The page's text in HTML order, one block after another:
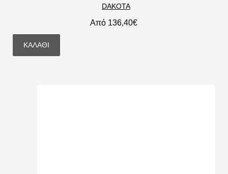
DAKOTA
Από 136,40€
ΚΑΛΆΘΙ